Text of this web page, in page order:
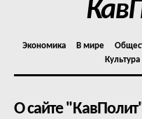
Экономика В мире
Культура
О сайте